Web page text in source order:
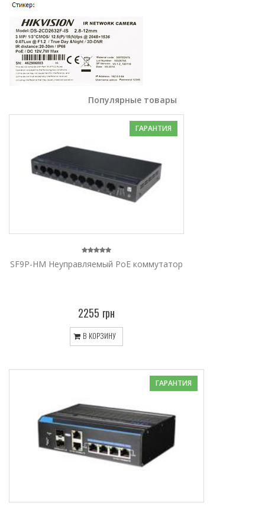
Популярные товары
ГАРАНТИЯ
SF9P-HM Неуправляемый PoE коммутатор
2255 грн
В КОРЗИНУ
ГАРАНТИЯ